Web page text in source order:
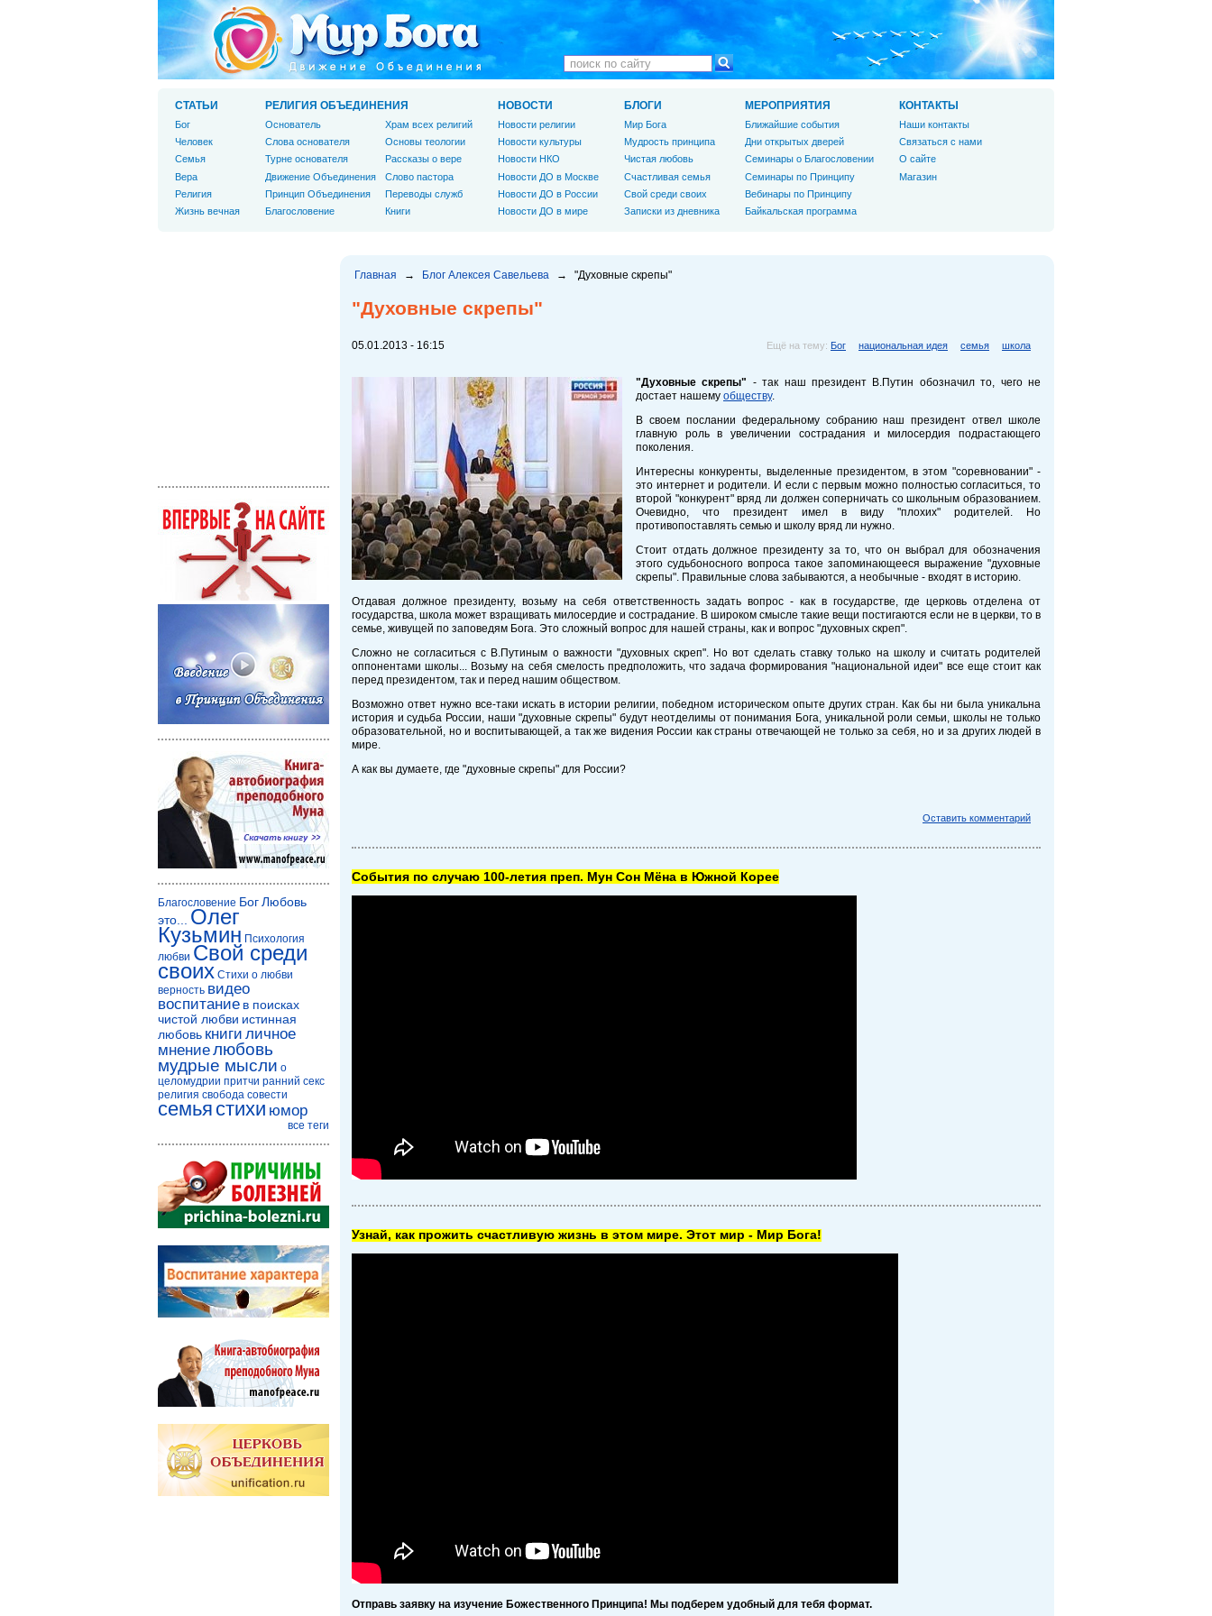
Главная → Блог Алексея Савельева → "Духовные скрепы"
"Духовные скрепы"
05.01.2013 - 16:15 Ещё на тему: Бог национальная идея семья школа
"Духовные скрепы" - так наш президент В.Путин обозначил то, чего не
достает нашему обществу.
В своем послании федеральному собранию наш президент отвел школе
главную роль в увеличении сострадания и милосердия подрастающего
поколения.
Интересны конкуренты, выделенные президентом, в этом "соревновании" -
это интернет и родители. И если с первым можно полностью согласиться, то
второй "конкурент" вряд ли должен соперничать со школьным образованием.
Очевидно, что президент имел в виду "плохих" родителей. Но
противопоставлять семью и школу вряд ли нужно.
Стоит отдать должное президенту за то, что он выбрал для обозначения
этого судьбоносного вопроса такое запоминающееся выражение "духовные
скрепы". Правильные слова забываются, а необычные - входят в историю.
Отдавая должное президенту, возьму на себя ответственность задать вопрос - как в государстве, где церковь отделена от
государства, школа может взращивать милосердие и сострадание. В широком смысле такие вещи постигаются если не в церкви, то в
семье, живущей по заповедям Бога. Это сложный вопрос для нашей страны, как и вопрос "духовных скреп".
Сложно не согласиться с В.Путиным о важности "духовных скреп". Но вот сделать ставку только на школу и считать родителей
оппонентами школы... Возьму на себя смелость предположить, что задача формирования "национальной идеи" все еще стоит как
перед президентом, так и перед нашим обществом.
Возможно ответ нужно все-таки искать в истории религии, победном историческом опыте других стран. Как бы ни была уникальна
история и судьба России, наши "духовные скрепы" будут неотделимы от понимания Бога, уникальной роли семьи, школы не только
образовательной, но и воспитывающей, а так же видения России как страны отвечающей не только за себя, но и за других людей в
мире.
А как вы думаете, где "духовные скрепы" для России?
Оставить комментарий
Cобытия по случаю 100-летия преп. Мун Сон Мёна в Южной Корее
Узнай, как прожить счастливую жизнь в этом мире. Этот мир - Мир Бога!
Отправь заявку на изучение Божественного Принципа! Мы подберем удобный для тебя формат.
СТАТЬИ
Бог
Человек
Cемья
Вера
Религия
Жизнь вечная
РЕЛИГИЯ ОБЪЕДИНЕНИЯ
Основатель
Слова основателя
Турне основателя
Движение Объединения
Принцип Объединения
Благословение
Храм всех религий
Основы теологии
Рассказы о вере
Слово пастора
Переводы служб
Книги
НОВОСТИ
Новости религии
Новости культуры
Новости НКО
Новости ДО в Москве
Новости ДО в России
Новости ДО в мире
БЛОГИ
Мир Бога
Мудрость принципа
Чистая любовь
Счастливая семья
Свой среди своих
Записки из дневника
МЕРОПРИЯТИЯ
Ближайшие события
Дни открытых дверей
Семинары о Благословении
Семинары по Принципу
Вебинары по Принципу
Байкальская программа
КОНТАКТЫ
Наши контакты
Связаться с нами
О сайте
Магазин
Благословение БогЛюбовь
это...
Олег
Кузьмин Психология
любви Свой среди
своих Стихи о любви
верность видео
воспитание в поисках
чистой любви истинная
любовь книги личное
мнениелюбовь
мудрые мысли о
целомудрии притчи ранний секс
религия свобода совести
семья стихи юмор
все теги